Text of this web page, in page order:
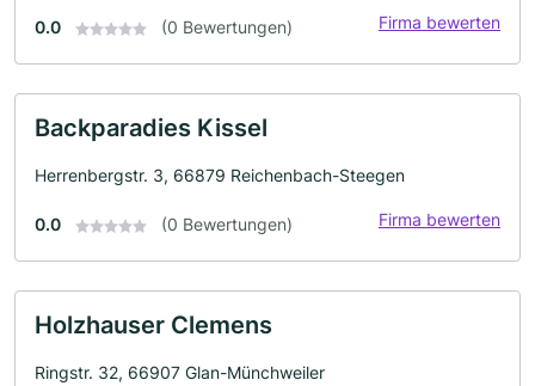
0.0 (0 Bewertungen) Firma bewerten
Backparadies Kissel
Herrenbergstr. 3, 66879 Reichenbach-Steegen
0.0 (0 Bewertungen) Firma bewerten
Holzhauser Clemens
Ringstr. 32, 66907 Glan-Münchweiler